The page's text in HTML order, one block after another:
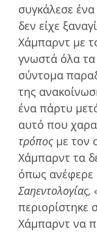
συγκάλεσε
δεν είχε
Χάμπαρντ με
γνωστά όλα τα
σύντομα
της
ένα πάρτυ
αυτό που
τρόπος με τον
Χάμπαρντ τα
όπως ανέφερε
Σαηεντολογίας,
περιορίστηκε
Χάµπαρντ να